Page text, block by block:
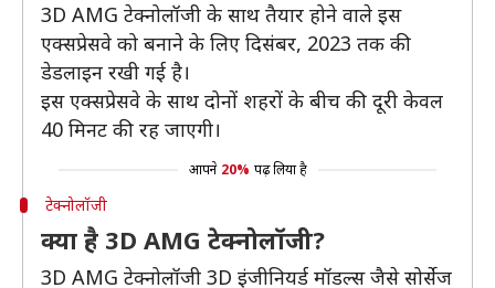
3D AMG टेक्नोलॉजी के साथ तैयार होने वाले इस
एक्सप्रेसवे को बनाने के लिए दिसंबर, 2023 तक की
डेडलाइन रखी गई है।
इस एक्सप्रेसवे के साथ दोनों शहरों के बीच की दूरी केवल
40 मिनट की रह जाएगी।
आपने 20% पढ़ लिया है
टेक्नोलॉजी
क्या है 3D AMG टेक्नोलॉजी?
3D AMG टेक्नोलॉजी 3D इंजीनियर्ड मॉडल्स जैसे सोर्सेज